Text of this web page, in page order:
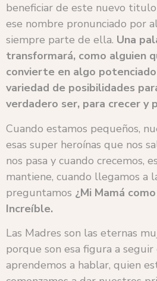
beneficiar de este nuevo
ese nombre pronunciado por
siempre parte de ella. Una
transformará, como alguien
convierte en algo potenciado
variedad de posibilidades
verdadero ser, para crecer y
Cuando estamos pequeños,
esas super heroínas que nos
nos pasa y cuando crecemos,
mantiene, cuando llegamos a
preguntamos ¿Mi Mamá
Increíble.
Las Madres son las eternas
porque son esa figura a
aprendemos a hablar, quien